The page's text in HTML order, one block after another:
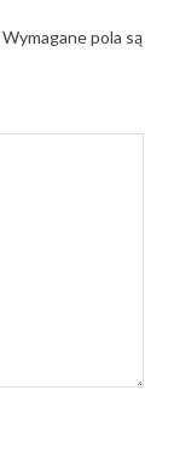
Wymagane pola są